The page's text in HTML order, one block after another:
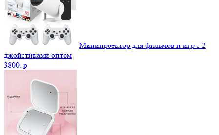
Минипроектор для фильмов и игр с 2
джойстиками оптом
3800. p